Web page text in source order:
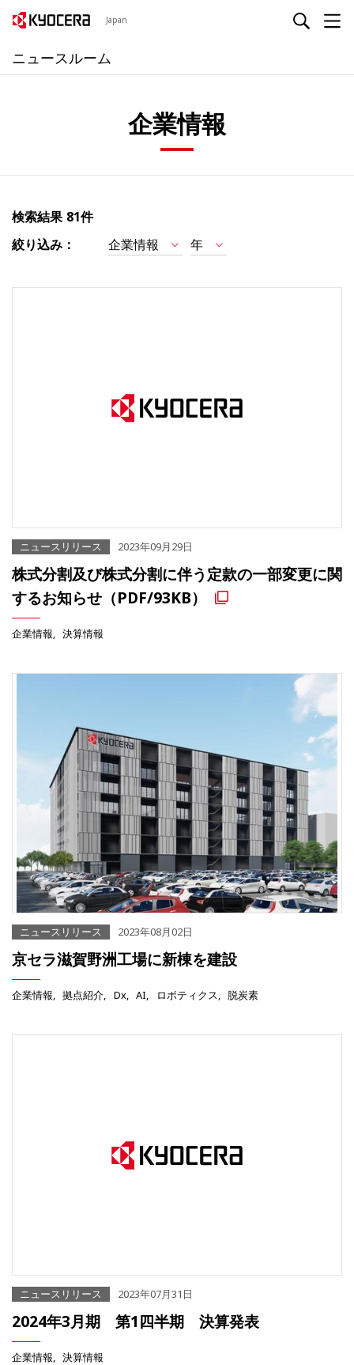
Japan
ニュースルーム
企業情報
検索結果 81件
絞り込み：
企業情報 年
ニュースリリース 2023年09月29日
株式分割及び株式分割に伴う定款の一部変更に関
するお知らせ（PDF/93KB）
企業情報 決算情報
ニュースリリース 2023年08月02日
京セラ滋賀野洲工場に新棟を建設
企業情報 拠点紹介 Dx AI ロボティクス 脱炭素
ニュースリリース 2023年07月31日
2024年3月期 第1四半期 決算発表
企業情報 決算情報